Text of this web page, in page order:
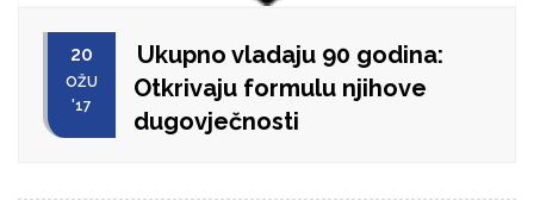
20
OŽU
'17
Ukupno vladaju 90 godina:
Otkrivaju formulu njihove
dugovječnosti